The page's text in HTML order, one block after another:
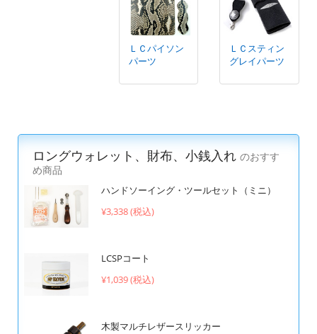
ＬＣパイソン
パーツ
ＬＣスティン
グレイパーツ
ロングウォレット、財布、小銭入れ のおすす
め商品
ハンドソーイング・ツールセット（ミニ）
¥3,338 (税込)
LCSPコート
¥1,039 (税込)
木製マルチレザースリッカー